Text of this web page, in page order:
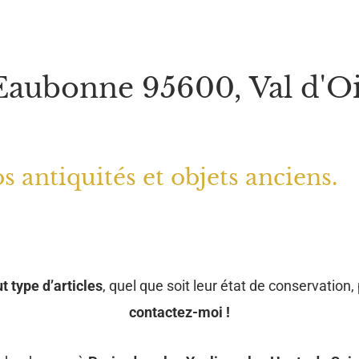
95600, Val
antiquités et objets anciens.
type d’articles, quel que soit leur état de
contactez-moi !